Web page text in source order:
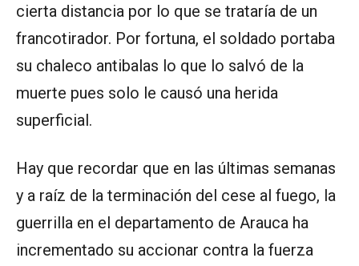
cierta distancia por lo que se trataría de un
francotirador. Por fortuna, el soldado portaba
su chaleco antibalas lo que lo salvó de la
muerte pues solo le causó una herida
superficial.
Hay que recordar que en las últimas semanas
y a raíz de la terminación del cese al fuego, la
guerrilla en el departamento de Arauca ha
incrementado su accionar contra la fuerza